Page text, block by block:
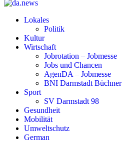
Lokales
Politik
Kultur
Wirtschaft
Jobrotation – Jobmesse
Jobs und Chancen
AgenDA – Jobmesse
BNI Darmstadt Büchner
Sport
SV Darmstadt 98
Gesundheit
Mobilität
Umweltschutz
German